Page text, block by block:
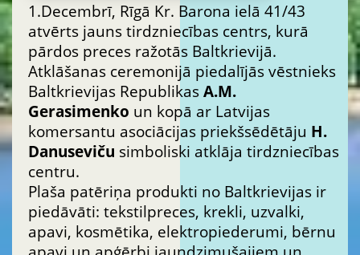
1.Decembrī, Rīgā Kr. Barona ielā 41/43
atvērts jauns tirdzniecības centrs, kurā
pārdos preces ražotās Baltkrievijā.
Atklāšanas ceremonijā piedalījās vēstnieks
Baltkrievijas Republikas A.M.
Gerasimenko un kopā ar Latvijas
komersantu asociācijas priekšsēdētāju H.
Danuseviču simboliski atklāja tirdzniecības
centru.
Plaša patēriņa produkti no Baltkrievijas ir
piedāvāti: tekstilpreces, krekli, uzvalki,
apavi, kosmētika, elektropiederumi, bērnu